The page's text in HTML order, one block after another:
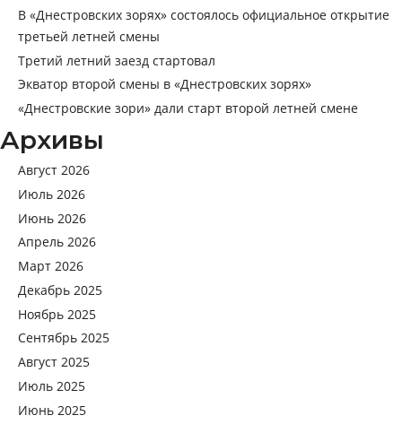
В «Днестровских зорях» состоялось официальное открытие
третьей летней смены
Третий летний заезд стартовал
Экватор второй смены в «Днестровских зорях»
«Днестровские зори» дали старт второй летней смене
Архивы
Август 2026
Июль 2026
Июнь 2026
Апрель 2026
Март 2026
Декабрь 2025
Ноябрь 2025
Сентябрь 2025
Август 2025
Июль 2025
Июнь 2025